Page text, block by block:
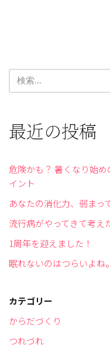
最近の投稿
危険かも？ 暑くなり始
イント
あなたの消化力、弱まっ
流行病がやってきて考え
1周年を迎えました！
眠れないのはつらいよね。
カテゴリー
からだづくり
つれづれ